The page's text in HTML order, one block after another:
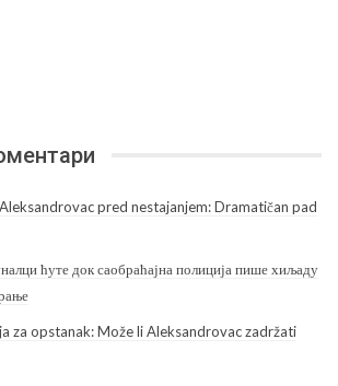
pred nestajanjem: Dramatičan pad
ћуте док саобраћајна полиција пише хиљаду
za opstanak: Može li Aleksandrovac zadržati